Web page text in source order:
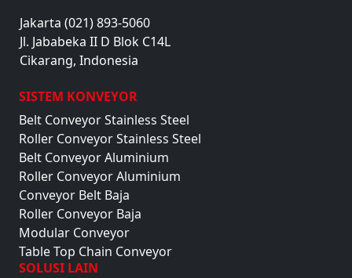
Jakarta (021) 893-5060
Jl. Jababeka II D Blok C14L
Cikarang, Indonesia
SISTEM KONVEYOR
Belt Conveyor Stainless Steel
Roller Conveyor Stainless Steel
Belt Conveyor Aluminium
Roller Conveyor Aluminium
Conveyor Belt Baja
Roller Conveyor Baja
Modular Conveyor
Table Top Chain Conveyor
SOLUSI LAIN